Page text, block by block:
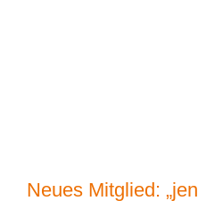
Neues Mitglied: